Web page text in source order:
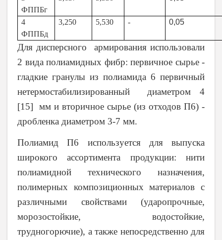
ФППБг
4
ФППБд
3,250 5,530 - 0,05
Для дисперсного армирова­ния использовали
2 вида полиамидных фибр: первичное сырье -
гладкие гранулы из полиамида 6 первичный
нетермостабилизированный диаметром 4
[15] мм и вторичное сырье (из отходов П6) -
дробленка диаметром 3-7 мм.
Полиамид П6 используется для выпуска
широкого ассортимента продукции: нити
полиамидной технического назначения,
полимерных композиционных материалов с
различными свойствами (ударопрочные,
морозостойкие, водостойкие,
трудногорючие), а также непосредственно для